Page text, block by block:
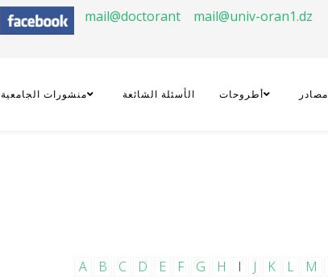
mail@doctorant mail@univ-oran1.dz
مصادر أطروحات الأسئلة الشائعة منشورات الجامعية
A
B C D E F G H I J K L M